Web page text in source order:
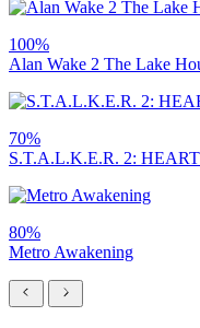
100%
Alan Wake 2 The Lake
70%
S.T.A.L.K.E.R. 2:
80%
Metro Awakening